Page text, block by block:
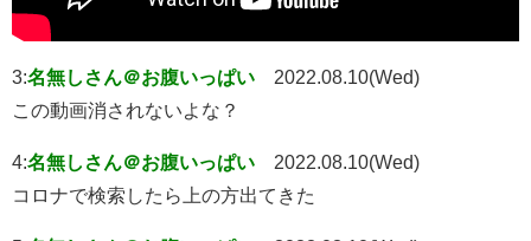
3:名無しさん＠お腹いっぱい
2022.08.10(Wed)
この動画消されないよな？
4:名無しさん＠お腹いっぱい
2022.08.10(Wed)
コロナで検索したら上の方出てきた